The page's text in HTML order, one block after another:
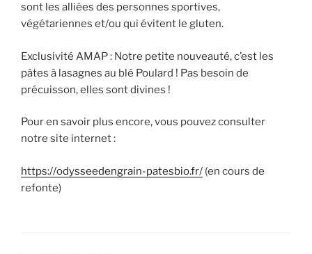
sont les alliées des personnes sportives,
végétariennes et/ou qui évitent le gluten.
Exclusivité AMAP : Notre petite nouveauté, c’est les
pâtes à lasagnes au blé Poulard ! Pas besoin de
précuisson, elles sont divines !
Pour en savoir plus encore, vous pouvez consulter
notre site internet :
https://odysseedengrain-patesbio.fr/ (en cours de
refonte)